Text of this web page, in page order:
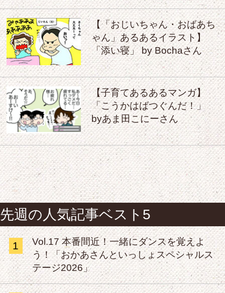
【「おじいちゃん・おばあち
ゃん」あるあるイラスト】
「添い寝」 by Bochaさん
【子育てあるあるマンガ】
「こうかはばつぐんだ！」
byあま田こにーさん
先週の人気記事ベスト5
1
Vol.17 本番間近！一緒にダンスを覚えよ
う！「おかあさんといっしょスペシャルス
テージ2026」